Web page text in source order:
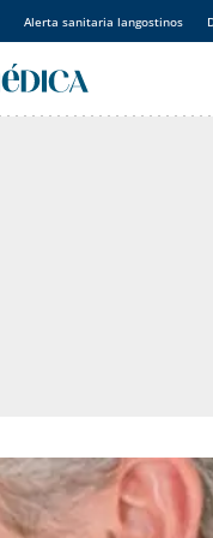
Alerta sanitaria langostinos